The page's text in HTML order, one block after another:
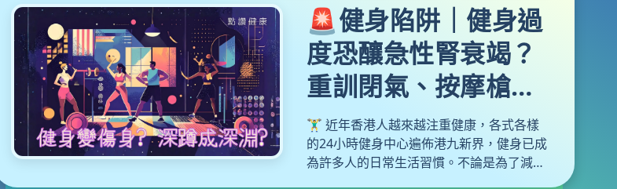
🚨健身陷阱｜健身過
度恐釀急性腎衰竭？
重訓閉氣、按摩槍誤
用可致中風！醫生教
你避開運動陷阱
🏋️‍♂️ 近年香港人越來越注重健康，各式各樣
的24小時健身中心遍佈港九新界，健身已成
為許多人的日常生活習慣。不論是為了減